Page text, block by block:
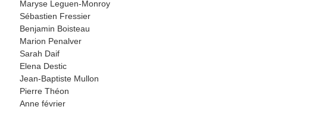
Maryse Leguen-Monroy
Sébastien Fressier
Benjamin Boisteau
Marion Penalver
Sarah Daif
Elena Destic
Jean-Baptiste Mullon
Pierre Théon
Anne février